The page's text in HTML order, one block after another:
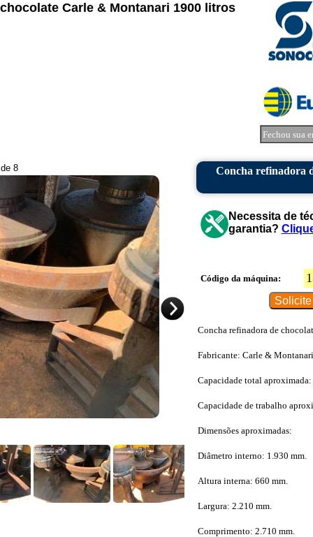
Carle & Montanari 1900 litros
Fechou sua
8 Concha refinadora
Necessita de
garantia?
Código da máquina:
Concha refinadora de
Fabricante: Carle &
Capacidade total
Capacidade de trabalho
Dimensões aproximadas:
Diâmetro interno: 1.930 mm.
Altura interna: 660 mm.
Largura: 2.210 mm.
Comprimento: 2.710 mm.